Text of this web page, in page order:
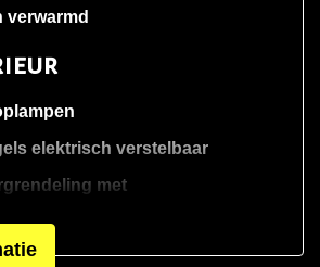
verwarmd
elektrisch verstelbaar
met
exterieur